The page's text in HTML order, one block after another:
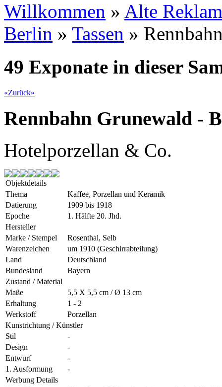
Willkommen » Alte
Berlin » Tassen »
49 Exponate in dieser
«Zurück»
Rennbahn Grunewald -
Hotelporzellan & Co.
Objektdetails
Thema
Kaffee, Porzellan und Keramik
Datierung
1909 bis 1918
Epoche
1. Hälfte 20. Jhd.
Hersteller
Marke / Stempel
Rosenthal, Selb
Warenzeichen
um 1910 (Geschirrabteilung)
Land
Deutschland
Bundesland
Bayern
Zustand / Material
Maße
5,5 X 5,5 cm / Ø 13 cm
Erhaltung
1 - 2
Werkstoff
Porzellan
Kunstrichtung / Künstler
Stil
-
Design
-
Entwurf
-
1. Ausformung
-
Werbung Details